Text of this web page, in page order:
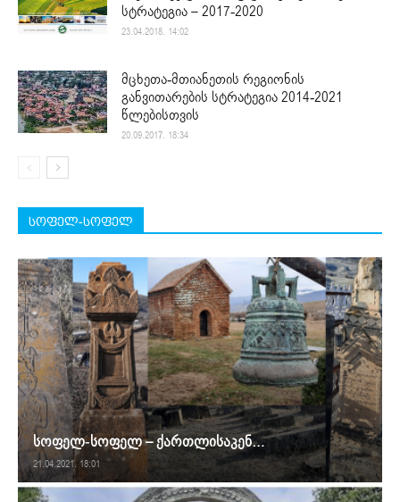
სტრატეგია – 2017-2020
23.04.2018. 14:02
მცხეთა-მთიანეთის რეგიონის
განვითარების სტრატეგია 2014-2021
წლებისთვის
20.09.2017. 18:34
სოფელ-სოფელ
სოფელ-სოფელ – ქართლისაკენ…
21.04.2021. 18:01